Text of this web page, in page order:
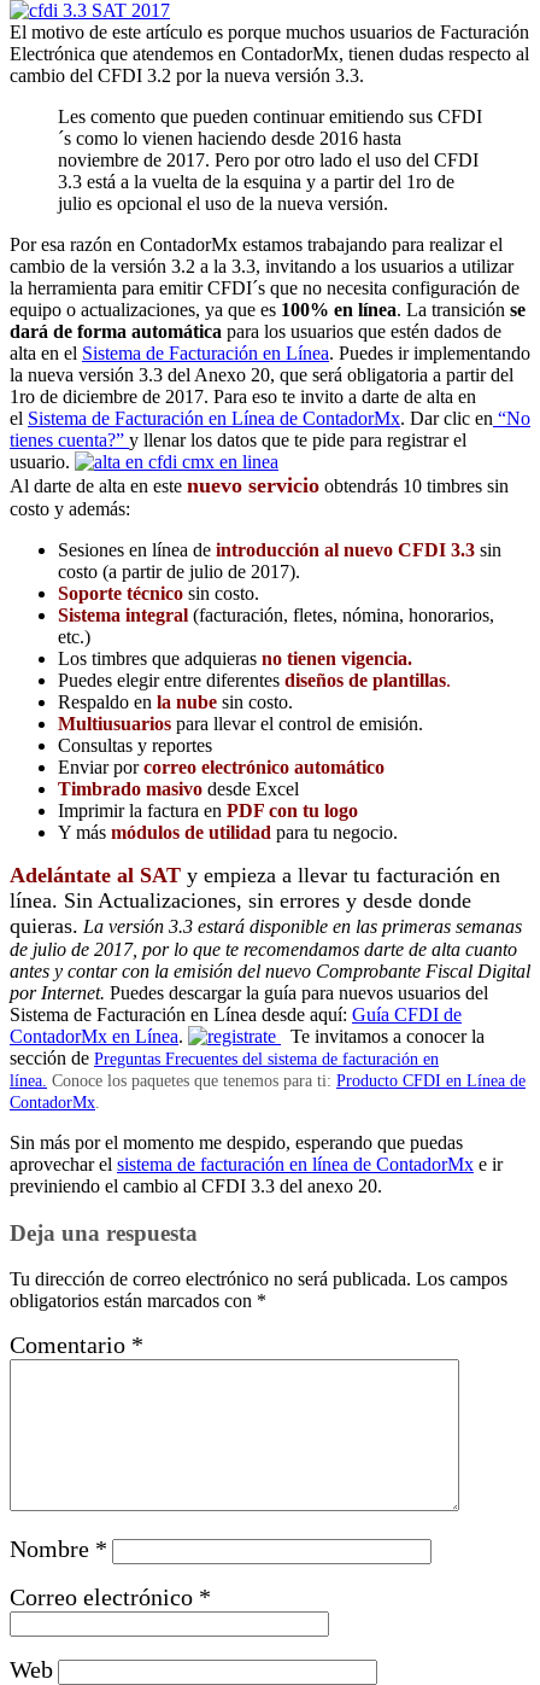
El motivo de este artículo es porque muchos usuarios de Facturación
Electrónica que atendemos en ContadorMx, tienen dudas respecto al
cambio del CFDI 3.2 por la nueva versión 3.3.
Les comento que pueden continuar emitiendo sus CFDI
´s como lo vienen haciendo desde 2016 hasta
noviembre de 2017. Pero por otro lado el uso del CFDI
3.3 está a la vuelta de la esquina y a partir del 1ro de
julio es opcional el uso de la nueva versión.
Por esa razón en ContadorMx estamos trabajando para realizar el
cambio de la versión 3.2 a la 3.3, invitando a los usuarios a utilizar
la herramienta para emitir CFDI´s que no necesita configuración de
equipo o actualizaciones, ya que es 100% en línea. La transición se
dará de forma automática para los usuarios que estén dados de
alta en el Sistema de Facturación en Línea. Puedes ir implementando
la nueva versión 3.3 del Anexo 20, que será obligatoria a partir del
1ro de diciembre de 2017. Para eso te invito a darte de alta en
el Sistema de Facturación en Línea de ContadorMx. Dar clic en “No
tienes cuenta?” y llenar los datos que te pide para registrar el
usuario.
Al darte de alta en este nuevo servicio obtendrás 10 timbres sin
costo y además:
Sesiones en línea de introducción al nuevo CFDI 3.3 sin
costo (a partir de julio de 2017).
Soporte técnico sin costo.
Sistema integral (facturación, fletes, nómina, honorarios,
etc.)
Los timbres que adquieras no tienen vigencia.
Puedes elegir entre diferentes diseños de plantillas.
Respaldo en la nube sin costo.
Multiusuarios para llevar el control de emisión.
Consultas y reportes
Enviar porcorreo electrónico automático
Timbrado masivo desde Excel
Imprimir la factura en PDF con tu logo
Y más módulos de utilidad para tu negocio.
Adelántate al SAT y empieza a llevar tu facturación en
línea. Sin Actualizaciones, sin errores y desde donde
quieras. La versión 3.3 estará disponible en las primeras semanas
de julio de 2017, por lo que te recomendamos darte de alta cuanto
antes y contar con la emisión del nuevo Comprobante Fiscal Digital
por Internet. Puedes descargar la guía para nuevos usuarios del
Sistema de Facturación en Línea desde aquí: Guía CFDI de
ContadorMx en Línea.
Te invitamos a conocer la
sección de Preguntas Frecuentes del sistema de facturación en
línea. Conoce los paquetes que tenemos para ti: Producto CFDI en Línea de
ContadorMx
Sin más por el momento me despido, esperando que puedas
aprovechar el sistema de facturación en línea de ContadorMx e ir
previniendo el cambio al CFDI 3.3 del anexo 20.
Deja una respuesta
Tu dirección de correo electrónico no será publicada. Los campos
obligatorios están marcados con *
Comentario *
Nombre *
Correo electrónico *
Web